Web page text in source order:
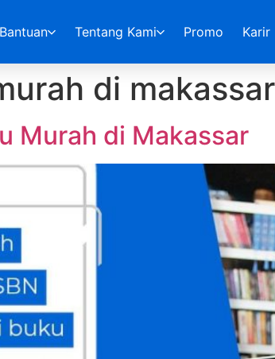
Bantuan Tentang Kami Promo Karir
di makassar
Murah di Makassar